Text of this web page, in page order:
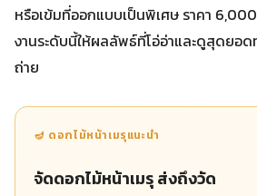
หรือเข้มที่ออกแบบเป็นพิเศษ ราคา
งานระดับนี้ให้ผลลัพธ์ที่โอ่อ่าและดูสุดยอด
ถ่าย
🪔 ดอกไม้หน้าเมรุแนะนำ
จัดดอกไม้หน้าเมรุ ส่งถึงวัด